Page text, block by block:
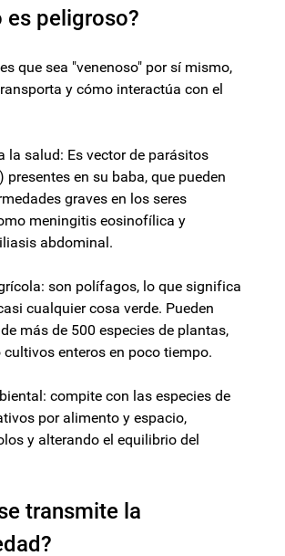
es peligroso?
que sea "venenoso" por sí mismo,
y cómo interactúa con el
la salud: Es vector de parásitos
presentes en su baba, que pueden
graves en los seres
meningitis eosinofílica y
abdominal.
son polífagos, lo que significa
cualquier cosa verde. Pueden
más de 500 especies de plantas,
cultivos enteros en poco tiempo.
compite con las especies de
por alimento y espacio,
y alterando el equilibrio del
transmite la